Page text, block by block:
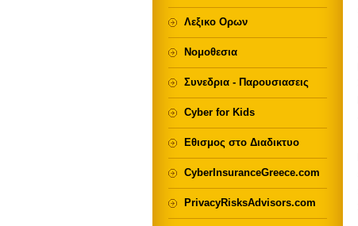
Λεξικο Ορων
Νομοθεσια
Συνεδρια - Παρουσιασεις
Cyber for Kids
Εθισμος στο Διαδικτυο
CyberInsuranceGreece.com
PrivacyRisksAdvisors.com